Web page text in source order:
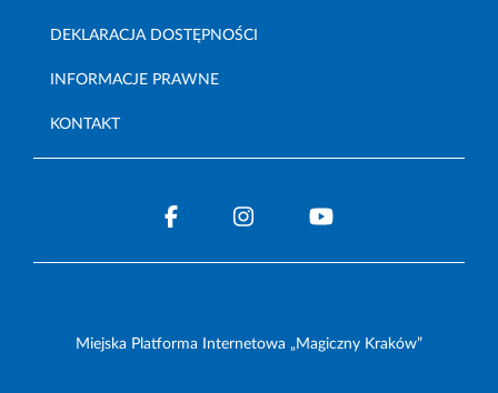
DEKLARACJA DOSTĘPNOŚCI
INFORMACJE PRAWNE
KONTAKT
Miejska Platforma Internetowa „Magiczny Kraków”